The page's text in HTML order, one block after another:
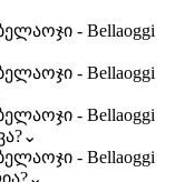
- Bellaoggi
- Bellaoggi
- Bellaoggi
⌄
- Bellaoggi